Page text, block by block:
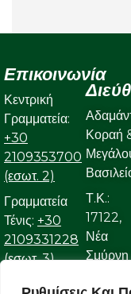
Επικοινωνία
Κεντρική
Γραμματεία:
+30
2109353700
(εσωτ. 2)
Γραμματεία
Τένις: +30
2109331228
(εσωτ. 3)
Γραμματεία
Κοραή
Τ.Κ.:
17122,
Νέα
Σμύρνη